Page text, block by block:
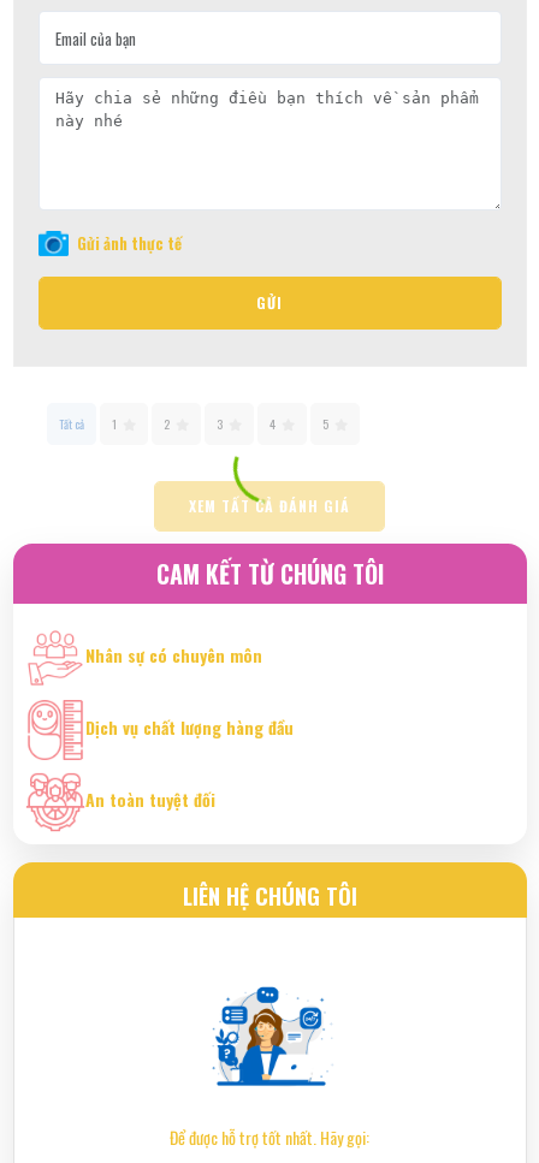
Gửi ảnh thực tế
GỬI
Tất cả 1 2 3 4 5
XEM TẤT CẢ ĐÁNH GIÁ
CAM KẾT TỪ CHÚNG TÔI
Nhân sự có chuyên môn
Dịch vụ chất lượng hàng đầu
An toàn tuyệt đối
LIÊN HỆ CHÚNG TÔI
Để được hỗ trợ tốt nhất. Hãy gọi: